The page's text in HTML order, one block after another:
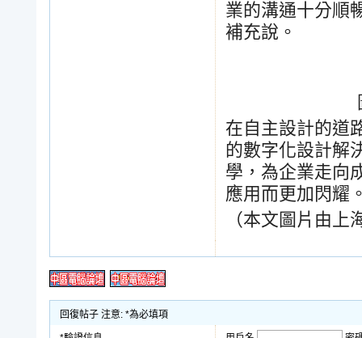
業的溝通十分順
補充說。
在自主設計的道
的數字化設計解
學，為企業走向
應用而更加閃耀
（本文圖片由
回復帖子 注意: *為必填項